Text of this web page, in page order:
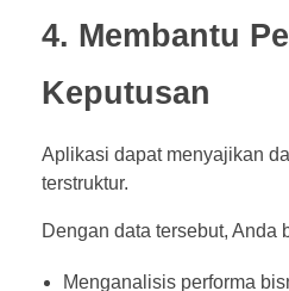
4. Membantu
Keputusan
Aplikasi dapat menyajikan
terstruktur.
Dengan data tersebut, Anda
Menganalisis performa